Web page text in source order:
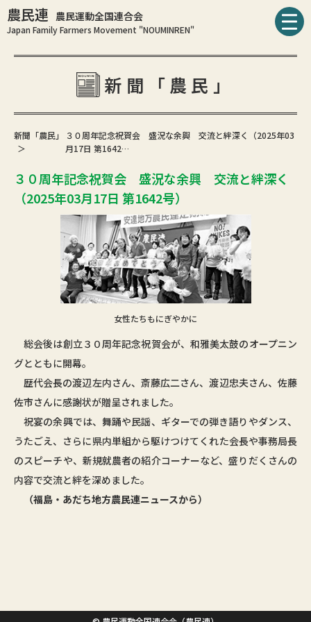
農民連 農民運動全国連合会
Japan Family Farmers Movement "NOUMINREN"
新聞「農民」
新聞「農民」
３０周年記念祝賀会 盛況な余興 交流と絆深く（2025年03
月17日 第1642…
３０周年記念祝賀会 盛況な余興 交流と絆深く
（2025年03月17日 第1642号）
女性たちもにぎやかに
総会後は創立３０周年記念祝賀会が、和雅美太鼓のオープニン
グとともに開幕。
歴代会長の渡辺左内さん、斎藤広二さん、渡辺忠夫さん、佐藤
佐市さんに感謝状が贈呈されました。
祝宴の余興では、舞踊や民謡、ギターでの弾き語りやダンス、
うたごえ、さらに県内単組から駆けつけてくれた会長や事務局長
のスピーチや、新規就農者の紹介コーナーなど、盛りだくさんの
内容で交流と絆を深めました。
（福島・あだち地方農民連ニュースから）